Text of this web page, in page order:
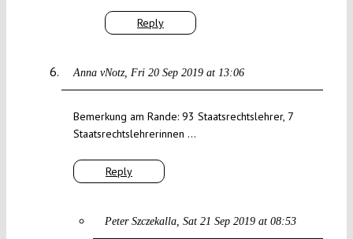
Reply
Anna vNotz Fri 20 Sep 2019 at 13:06
Reply
Bemerkung am Rande: 93 Staatsrechtslehrer, 7
Staatsrechtslehrerinnen …
Peter Szczekalla Sat 21 Sep 2019 at 08:53